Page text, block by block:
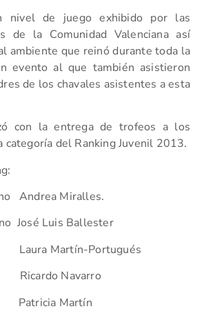
nivel de juego exhibido por las
de la Comunidad Valenciana así
ambiente que reinó durante toda la
evento al que también asistieron
de los chavales asistentes a esta
con la entrega de trofeos a los
categoría del Ranking Juvenil 2013.
Andrea Miralles.
José Luis Ballester
Laura Martín-Portugués
Ricardo Navarro
Patricia Martín